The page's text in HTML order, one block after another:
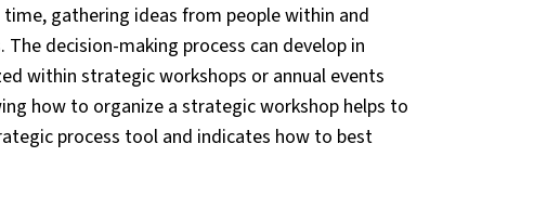
gathering ideas from people within and
decision-making process can develop in
within strategic workshops or annual events
how to organize a strategic workshop helps to
process tool and indicates how to best